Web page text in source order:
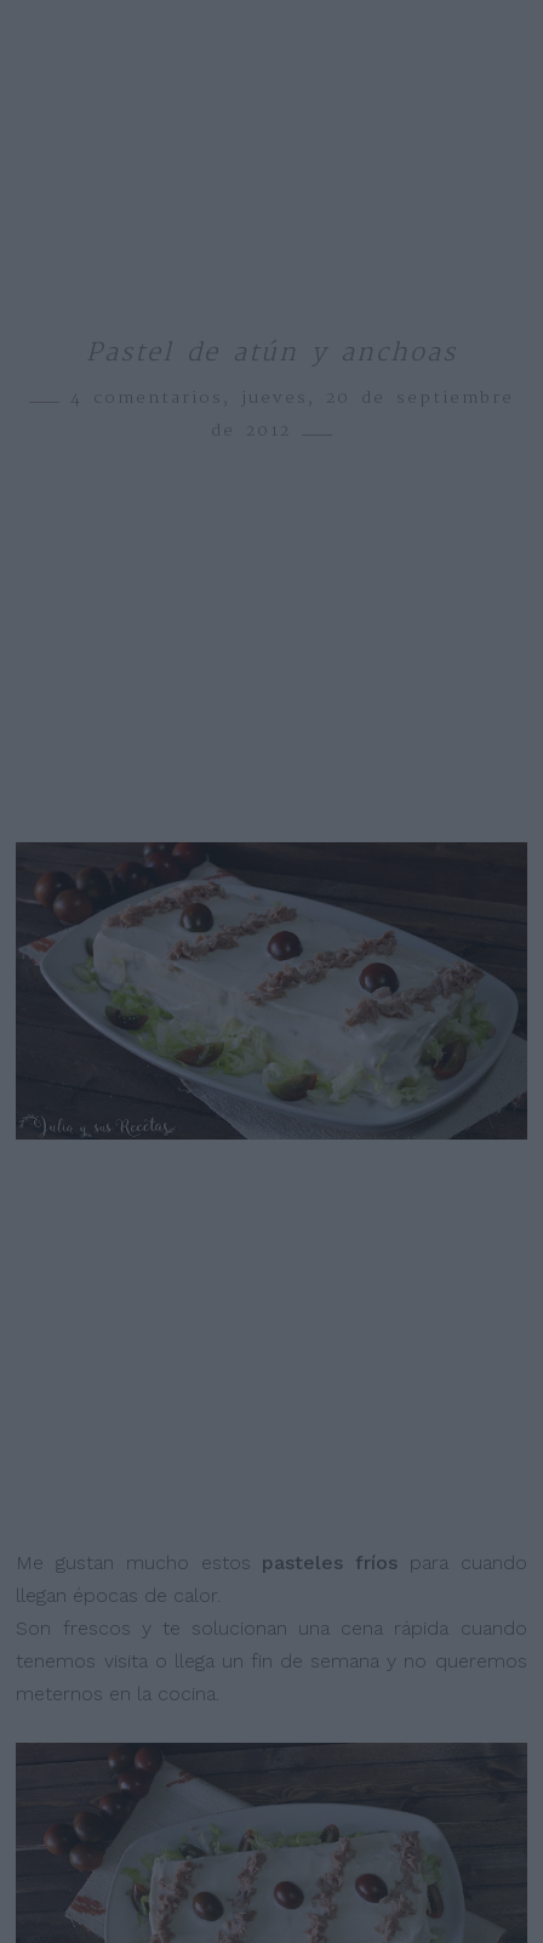
Pastel de atún y anchoas
4 comentarios, jueves, 20 de septiembre
de 2012
Me gustan mucho estos pasteles fríos para cuando
llegan épocas de calor.
Son frescos y te solucionan una cena rápida cuando
tenemos visita o llega un fin de semana y no queremos
meternos en la cocina.